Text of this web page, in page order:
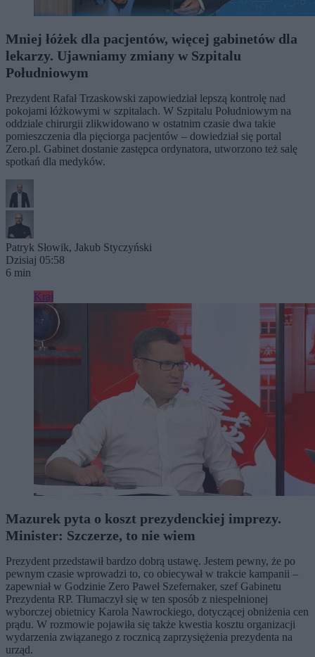
Mniej łóżek dla pacjentów, więcej gabinetów dla
lekarzy. Ujawniamy zmiany w Szpitalu
Południowym
Prezydent Rafał Trzaskowski zapowiedział lepszą kontrolę nad
pokojami łóżkowymi w szpitalach. W Szpitalu Południowym na
oddziale chirurgii zlikwidowano w ostatnim czasie dwa takie
pomieszczenia dla pięciorga pacjentów – dowiedział się portal
Zero.pl. Gabinet dostanie zastępca ordynatora, utworzono też salę
spotkań dla medyków.
Patryk Słowik, Jakub Styczyński
Dzisiaj 05:58
6 min
Kraj
Mazurek pyta o koszt prezydenckiej imprezy.
Minister: Szczerze, to nie wiem
Prezydent przedstawił bardzo dobrą ustawę. Jestem pewny, że po
pewnym czasie wprowadzi to, co obiecywał w trakcie kampanii –
zapewniał w Godzinie Zero Paweł Szefernaker, szef Gabinetu
Prezydenta RP. Tłumaczył się w ten sposób z niespełnionej
wyborczej obietnicy Karola Nawrockiego, dotyczącej obniżenia cen
prądu. W rozmowie pojawiła się także kwestia kosztu organizacji
wydarzenia związanego z rocznicą zaprzysiężenia prezydenta na
urząd.